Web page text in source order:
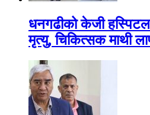
धनगढीको केजी
मृत्यु, चिकित्सक माथी